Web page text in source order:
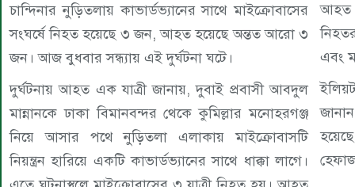
চান্দিনার নুড়িতলায় কাভার্ডভ্যানের সাথে মাইক্রোবাসের
সংঘর্ষে নিহত হয়েছে ৩ জন, আহত হয়েছে অন্তত আরো ৩
জন। আজ বুধবার সন্ধ্যায় এই দুর্ঘটনা ঘটে।
দুর্ঘটনায় আহত এক যাত্রী জানায়, দুবাই প্রবাসী আবদুল
মান্নানকে ঢাকা বিমানবন্দর থেকে কুমিল্লার মনোহরগঞ্জ
নিয়ে আসার পথে নুড়িতলা এলাকায় মাইক্রোবাসটি
নিয়ন্ত্রন হারিয়ে একটি কাভার্ডভ্যানের সাথে ধাক্কা লাগে।
আহত
এবং